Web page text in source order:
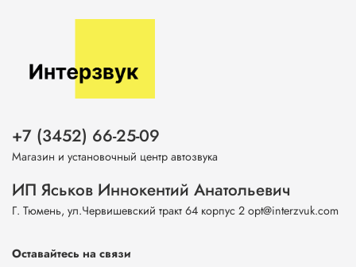
+7 (3452) 66-25-09
Магазин и установочный центр автозвука
ИП Яськов Иннокентий Анатольевич
Г. Тюмень, ул.Червишевский тракт 64 корпус 2 opt@interzvuk.com
Оставайтесь на связи